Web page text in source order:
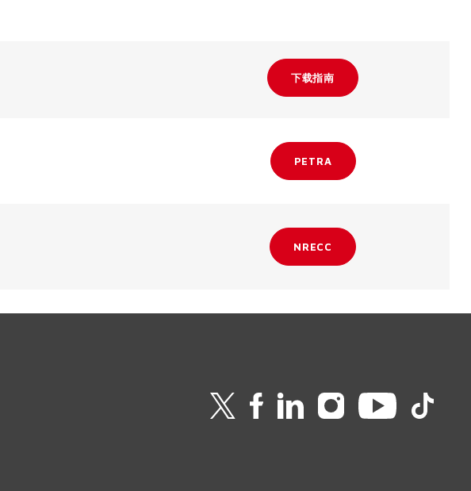
下载指南
PETRA
NRECC